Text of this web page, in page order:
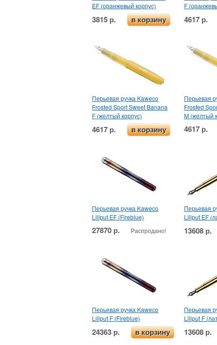
EF (оранжевый корпус)
3815 р. в корзину
F
4617 р.
Перьевая ручка Kaweco
Frosted Sport Sweet Banana
F (желтый корпус)
4617 р. в корзину
Перьевая
Frosted
M (желтый
4617 р.
Перьевая ручка Kaweco
Liliput EF (Fireblue)
27870 р. Распродано!
Перьевая
Liliput EF
13608 р.
Перьевая ручка Kaweco
Liliput F (Fireblue)
24363 р. в корзину
Перьевая
Liliput F
13608 р.